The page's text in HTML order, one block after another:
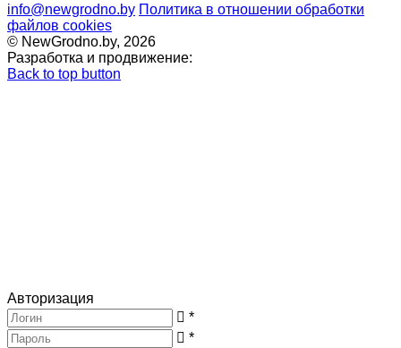
info@newgrodno.by Политика в отношении обработки
файлов cookies
© NewGrodno.by, 2026
Разработка и продвижение:
Back to top button
Авторизация
*
*